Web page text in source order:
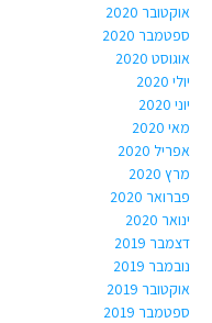
אוקטובר 2020
ספטמבר 2020
אוגוסט 2020
יולי 2020
יוני 2020
מאי 2020
אפריל 2020
מרץ 2020
פברואר 2020
ינואר 2020
דצמבר 2019
נובמבר 2019
אוקטובר 2019
ספטמבר 2019